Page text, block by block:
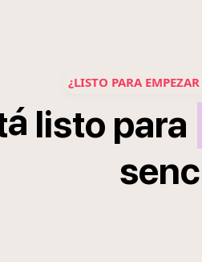
¿LISTO PARA
á listo para